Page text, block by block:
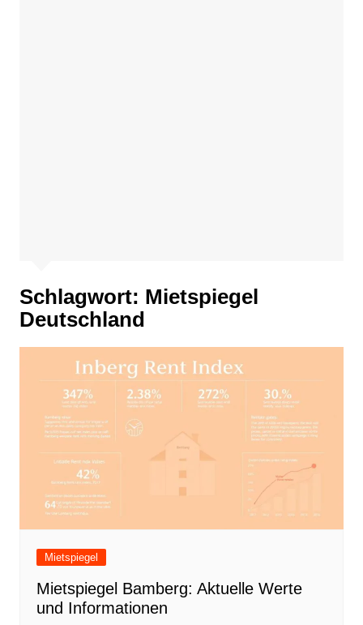
Schlagwort: Mietspiegel
Deutschland
Mietspiegel
Mietspiegel Bamberg: Aktuelle Werte
und Informationen